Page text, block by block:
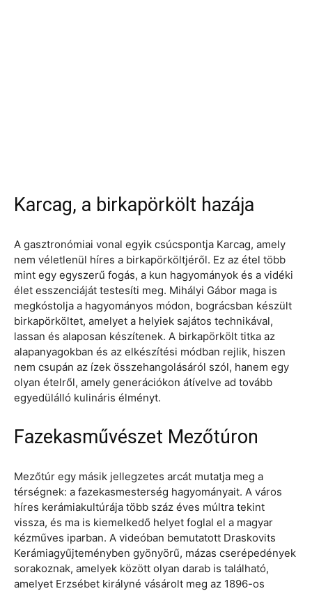
Karcag, a birkapörkölt hazája
A gasztronómiai vonal egyik csúcspontja Karcag, amely
nem véletlenül híres a birkapörköltjéről. Ez az étel több
mint egy egyszerű fogás, a kun hagyományok és a vidéki
élet esszenciáját testesíti meg. Mihályi Gábor maga is
megkóstolja a hagyományos módon, bográcsban készült
birkapörköltet, amelyet a helyiek sajátos technikával,
lassan és alaposan készítenek. A birkapörkölt titka az
alapanyagokban és az elkészítési módban rejlik, hiszen
nem csupán az ízek összehangolásáról szól, hanem egy
olyan ételről, amely generációkon átívelve ad tovább
egyedülálló kulináris élményt.
Fazekasművészet Mezőtúron
Mezőtúr egy másik jellegzetes arcát mutatja meg a
térségnek: a fazekasmesterség hagyományait. A város
híres kerámiakultúrája több száz éves múltra tekint
vissza, és ma is kiemelkedő helyet foglal el a magyar
kézműves iparban. A videóban bemutatott Draskovits
Kerámiagyűjteményben gyönyörű, mázas cserépedények
sorakoznak, amelyek között olyan darab is található,
amelyet Erzsébet királyné vásárolt meg az 1896-os